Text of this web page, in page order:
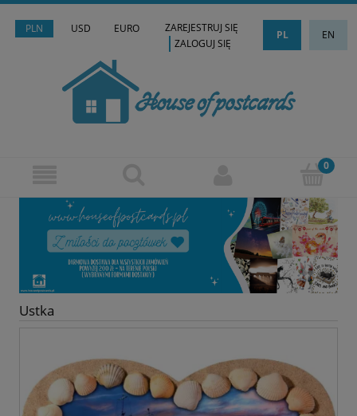
PLN USD EURO PL EN
ZAREJESTRUJ SIĘ
ZALOGUJ SIĘ
Ustka